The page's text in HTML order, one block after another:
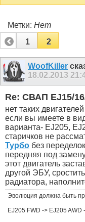
Метки: Нет
1
2
WoofKiller
18.02.2013
Re: СВАП EJ15/
нет таких
если вы имеете в
варианта- EJ205,
старичков не
Турбо без
передняя под
этот двигатель
другой ЭБУ,
радиатора,
Эволюция должна быть
EJ205 FWD -> EJ205 AWD